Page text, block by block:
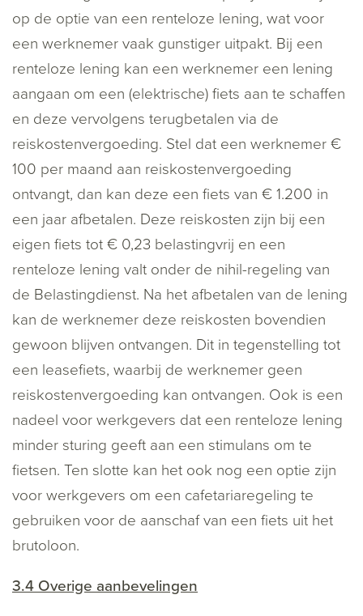
op de optie van een renteloze lening, wat voor
een werknemer vaak gunstiger uitpakt. Bij een
renteloze lening kan een werknemer een lening
aangaan om een (elektrische) fiets aan te schaffen
en deze vervolgens terugbetalen via de
reiskostenvergoeding. Stel dat een werknemer €
100 per maand aan reiskostenvergoeding
ontvangt, dan kan deze een fiets van € 1.200 in
een jaar afbetalen. Deze reiskosten zijn bij een
eigen fiets tot € 0,23 belastingvrij en een
renteloze lening valt onder de nihil-regeling van
de Belastingdienst. Na het afbetalen van de lening
kan de werknemer deze reiskosten bovendien
gewoon blijven ontvangen. Dit in tegenstelling tot
een leasefiets, waarbij de werknemer geen
reiskostenvergoeding kan ontvangen. Ook is een
nadeel voor werkgevers dat een renteloze lening
minder sturing geeft aan een stimulans om te
fietsen. Ten slotte kan het ook nog een optie zijn
voor werkgevers om een cafetariaregeling te
gebruiken voor de aanschaf van een fiets uit het
brutoloon.
3.4 Overige aanbevelingen